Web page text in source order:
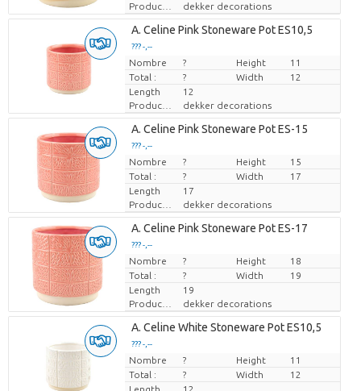
Producteur
dekker decorations
A. Celine Pink Stoneware Pot ES10,5
??? -,--
Prix par pièce
Nombre ? Height
11
Total :
? Width
12
Length
12
Producteur
dekker decorations
A. Celine Pink Stoneware Pot ES-15
??? -,--
Prix par pièce
Nombre ? Height
15
Total :
? Width
17
Length
17
Producteur
dekker decorations
A. Celine Pink Stoneware Pot ES-17
??? -,--
Prix par pièce
Nombre ? Height
18
Total :
? Width
19
Length
19
Producteur
dekker decorations
A. Celine White Stoneware Pot ES10,5
??? -,--
Prix par pièce
Nombre ? Height
11
Total :
? Width
12